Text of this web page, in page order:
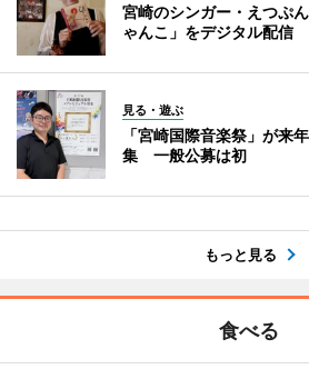
宮崎のシンガー・えつぷ
ゃんこ」をデジタル配信
見る・遊ぶ
「宮崎国際音楽祭」が来
集 一般公募は初
もっと見る
食べる